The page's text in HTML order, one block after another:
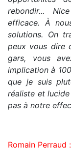
rebondir...
efficace. À
solutions. On
peux vous dire
gars, vous
implication à
que je suis
réaliste et
pas à notre
Romain Perraud :